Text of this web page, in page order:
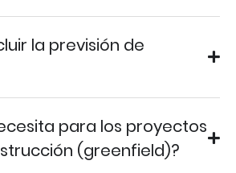
la previsión de
para los proyectos
(greenfield)?